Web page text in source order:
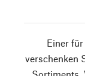
Einer
verschenken